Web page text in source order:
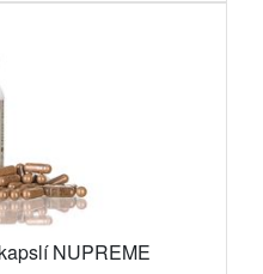
NUPREME